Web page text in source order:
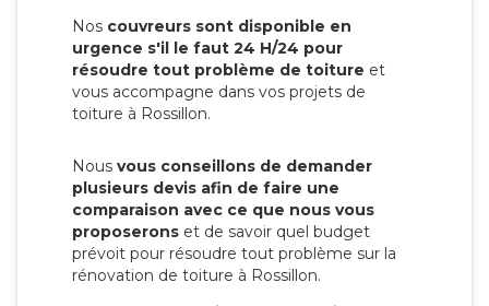
Nos couvreurs sont disponible en
urgence s'il le faut 24 H/24 pour
résoudre tout problème de toiture et
vous accompagne dans vos projets de
toiture à Rossillon.
Nous vous conseillons de demander
plusieurs devis afin de faire une
comparaison avec ce que nous vous
proposerons et de savoir quel budget
prévoit pour résoudre tout problème sur la
rénovation de toiture à Rossillon.